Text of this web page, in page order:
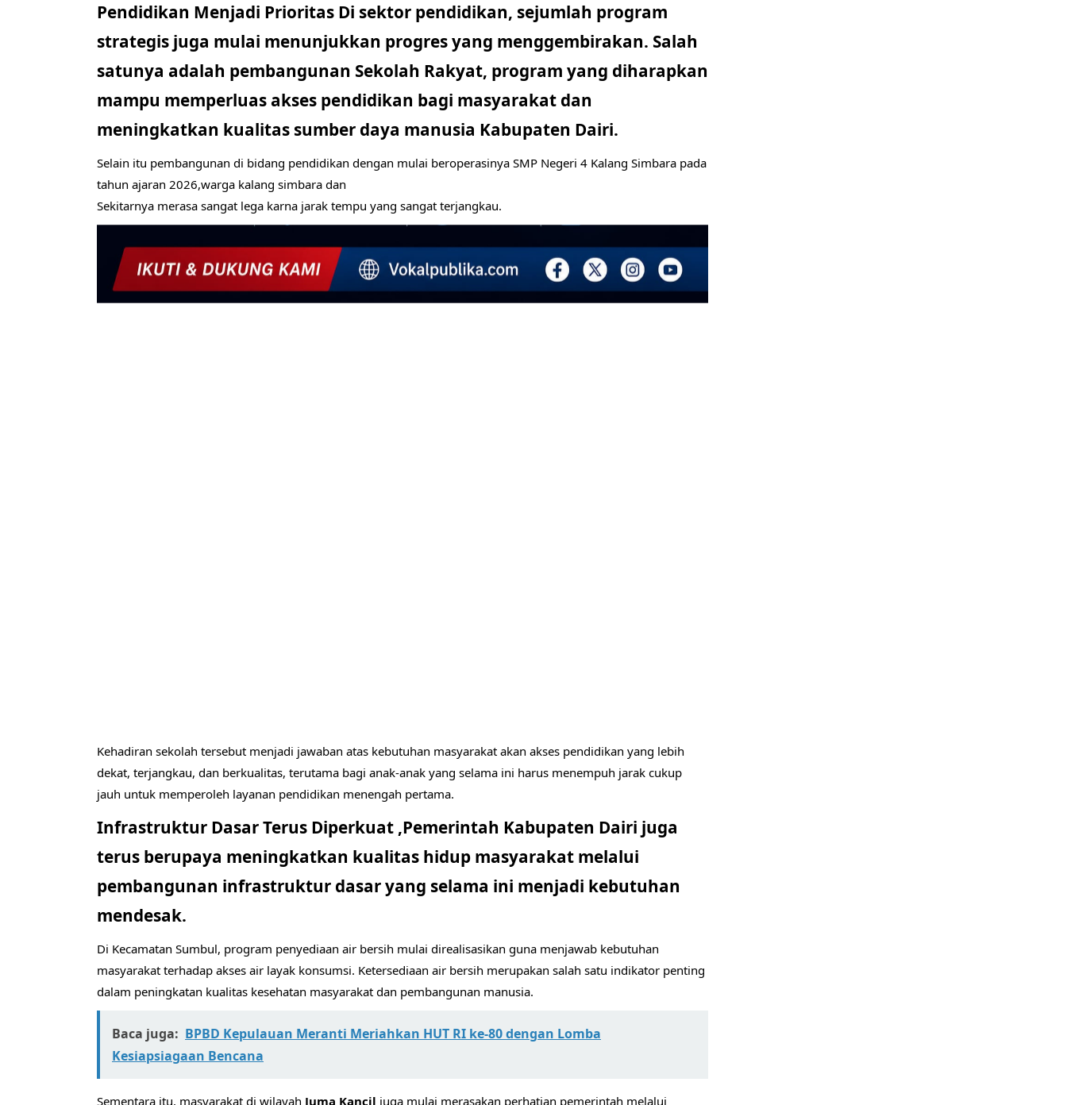
Pendidikan Menjadi Prioritas Di sektor pendidikan, sejumlah program
strategis juga mulai menunjukkan progres yang menggembirakan. Salah
satunya adalah pembangunan Sekolah Rakyat, program yang diharapkan
mampu memperluas akses pendidikan bagi masyarakat dan
meningkatkan kualitas sumber daya manusia Kabupaten Dairi.
Selain itu pembangunan di bidang pendidikan dengan mulai beroperasinya SMP Negeri 4 Kalang Simbara pada
tahun ajaran 2026,warga kalang simbara dan
Sekitarnya merasa sangat lega karna jarak tempu yang sangat terjangkau.
Kehadiran sekolah tersebut menjadi jawaban atas kebutuhan masyarakat akan akses pendidikan yang lebih
dekat, terjangkau, dan berkualitas, terutama bagi anak-anak yang selama ini harus menempuh jarak cukup
jauh untuk memperoleh layanan pendidikan menengah pertama.
Infrastruktur Dasar Terus Diperkuat ,Pemerintah Kabupaten Dairi juga
terus berupaya meningkatkan kualitas hidup masyarakat melalui
pembangunan infrastruktur dasar yang selama ini menjadi kebutuhan
mendesak.
Di Kecamatan Sumbul, program penyediaan air bersih mulai direalisasikan guna menjawab kebutuhan
masyarakat terhadap akses air layak konsumsi. Ketersediaan air bersih merupakan salah satu indikator penting
dalam peningkatan kualitas kesehatan masyarakat dan pembangunan manusia.
Baca juga: BPBD Kepulauan Meranti Meriahkan HUT RI ke-80 dengan Lomba
Kesiapsiagaan Bencana
Sementara itu, masyarakat di wilayah Juma Kancil juga mulai merasakan perhatian pemerintah melalui